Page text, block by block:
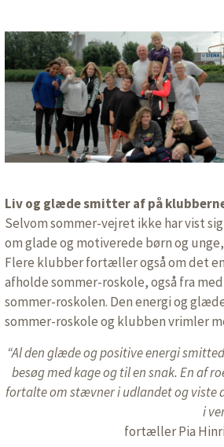
Liv og glæde smitter af på
Selvom sommer-vejret ikke har vist
om glade og motiverede børn og
Flere klubber fortæller også om det
afholde sommer-roskole, også fra
sommer-roskolen. Den energi og
sommer-roskole og klubben vrimler
“Al den glæde og positive energi
besøg med kage og til en snak. En af
fortalte om stævner i udlandet og viste
i
fortæller Pia